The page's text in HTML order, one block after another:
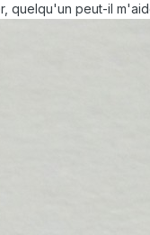
quelqu'un peut-il